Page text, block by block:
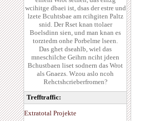
wcihitge dbaei ist, dsas der estre und
lzete Bcuhtsbae am rcihgiten Paltz
snid. Der Rset knan ttolaer
Boelsdinn sien, und man knan es
torztedm onhe Porbelme lseen.
Das ghet dseahlb, wiel das
mneschilche Geihrn nciht jdeen
Bchustbaen liset sodnern das Wrot
als Gnaezs. Wzou aslo ncoh
Rehctshcrieberfromen?
Trefftraffic:
Extratotal Projekte